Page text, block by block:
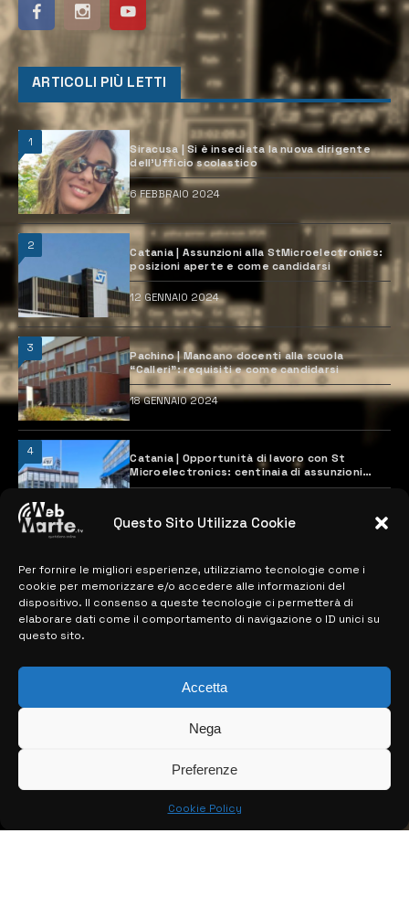
Questo Sito Utilizza Cookie
Per fornire le migliori esperienze, utilizziamo tecnologie come i
cookie per memorizzare e/o accedere alle informazioni del
dispositivo. Il consenso a queste tecnologie ci permetterà di
elaborare dati come il comportamento di navigazione o ID unici su
questo sito.
Accetta
Nega
Preferenze
Cookie Policy
ARTICOLI PIÙ LETTI
1
Siracusa | Si è insediata la nuova dirigente
dell’Ufficio scolastico
6 FEBBRAIO 2024
2
Catania | Assunzioni alla StMicroelectronics:
posizioni aperte e come candidarsi
12 GENNAIO 2024
3
Pachino | Mancano docenti alla scuola
“Calleri”: requisiti e come candidarsi
18 GENNAIO 2024
4
Catania | Opportunità di lavoro con St
Microelectronics: centinaia di assunzioni
previste
MAPPA DEL SITO
> NOTIZIE